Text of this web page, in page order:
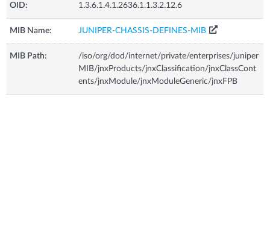
OID: 1.3.6.1.4.1.2636.1.1.3.2.12.6
MIB Name: JUNIPER-CHASSIS-DEFINES-MIB
MIB Path:
/iso/org/dod/internet/private/enterprises/juniper
MIB/jnxProducts/jnxClassification/jnxClassCont
ents/jnxModule/jnxModuleGeneric/jnxFPB